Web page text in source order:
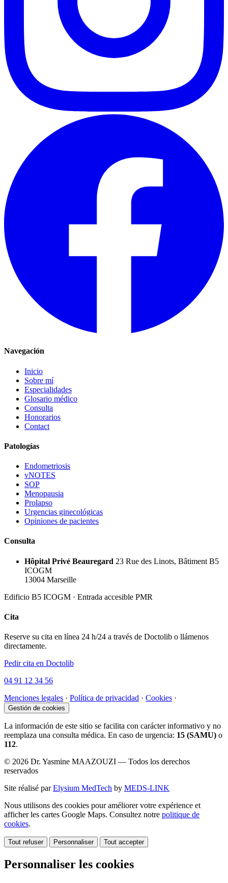
Navegación
Inicio
Sobre mí
Especialidades
Glosario médico
Consulta
Honorarios
Contact
Patologías
Endometriosis
vNOTES
SOP
Menopausia
Prolapso
Urgencias ginecológicas
Opiniones de pacientes
Consulta
Hôpital Privé Beauregard 23 Rue des Linots, Bâtiment B5
ICOGM
13004 Marseille
Edificio B5 ICOGM · Entrada accesible PMR
Cita
Reserve su cita en línea 24 h/24 a través de Doctolib o llámenos
directamente.
Pedir cita en Doctolib
04 91 12 34 56
Menciones legales · Política de privacidad · Cookies ·
Gestión de cookies
La información de este sitio se facilita con carácter informativo y no
reemplaza una consulta médica. En caso de urgencia: 15 (SAMU) o
112.
© 2026 Dr. Yasmine MAAZOUZI — Todos los derechos
reservados
Site réalisé parElysium MedTech by MEDS-LINK
Nous utilisons des cookies pour améliorer votre expérience et
afficher les cartes Google Maps. Consultez notre politique de
cookies.
Tout refuser Personnaliser Tout accepter
Personnaliser les cookies